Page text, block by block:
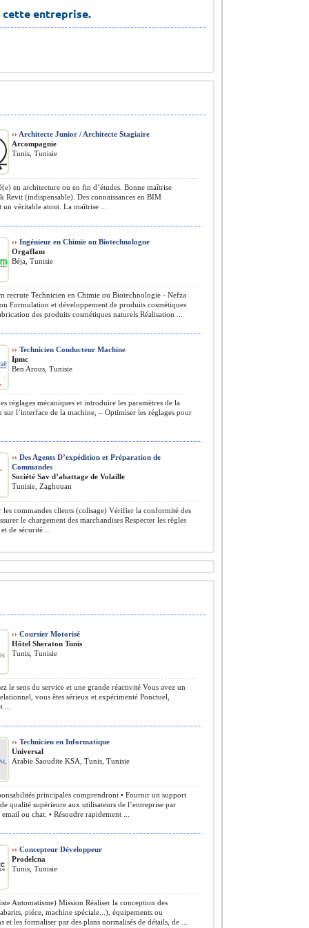
cette entreprise.
›› Architecte Junior / Architecte Stagiaire
Arcompagnie
Tunis, Tunisie
en architecture ou en fin d’études. Bonne maîtrise
Revit (indispensable). Des connaissances en BIM
un véritable atout. La maîtrise ...
›› Ingénieur en Chimie ou Biotechnologue
Orgaflam
Béja, Tunisie
recrute Technicien en Chimie ou Biotechnologie - Nefza
Formulation et développement de produits cosmétiques
des produits cosmétiques naturels Réalisation ...
›› Technicien Conducteur Machine
Ipmc
Ben Arous, Tunisie
réglages mécaniques et introduire les paramètres de la
sur l’interface de la machine, – Optimiser les réglages pour
›› Des Agents D’expédition et Préparation de
Commandes
Société Sav d’abattage de Volaille
Tunisie, Zaghouan
les commandes clients (colisage) Vérifier la conformité des
le chargement des marchandises Respecter les règles
de sécurité ...
›› Coursier Motorisé
Hôtel Sheraton Tunis
Tunis, Tunisie
le sens du service et une grande réactivité Vous avez un
vous êtes sérieux et expérimenté Ponctuel,
...
›› Technicien en Informatique
Universal
Arabie Saoudite KSA, Tunis, Tunisie
principales comprendront • Fournir un support
qualité supérieure aux utilisateurs de l’entreprise par
ou chat. • Résoudre rapidement ...
›› Concepteur Développeur
Prodelcna
Tunis, Tunisie
Automatisme) Mission Réaliser la conception des
piéce, machine spéciale...), équipements ou
et les formaliser par des plans normalisés de détails, de ...